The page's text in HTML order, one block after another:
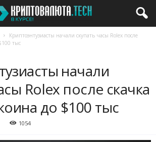
Криптоэнтузиасты начали скупать часы Rolex после
тыс
начали
Rolex после скачка
до $100 тыс
1054